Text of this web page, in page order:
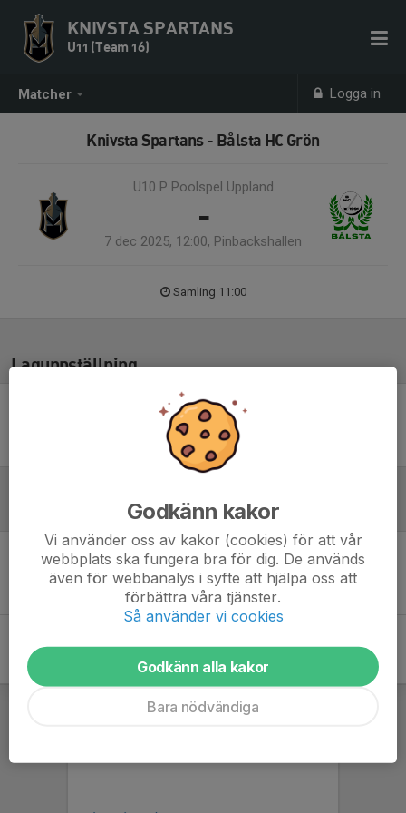
Matcher Logga in
KNIVSTA SPARTANS
U11 (Team 16)
Knivsta Spartans - Bålsta HC Grön
U10 P Poolspel Uppland
-
7 dec 2025, 12:00, Pinbackshallen
Samling 11:00
Laguppställning
Ingen uppställning ifylld
Inget referat skrivet
Godkänn kakor
Vi använder oss av kakor (cookies) för att vår
webbplats ska fungera bra för dig. De används
även för webbanalys i syfte att hjälpa oss att
förbättra våra tjänster.
Så använder vi cookies
Godkänn alla kakor
Bara nödvändiga